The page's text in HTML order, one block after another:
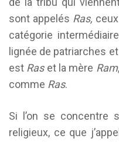
sont appelés Ras,
catégorie
lignée de patriarches
est Raset la mère Ram
comme Ras.
Si l’on se concentre
religieux, ce que